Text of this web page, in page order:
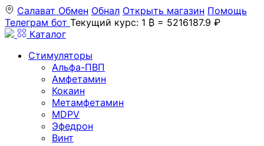
Салават Обмен Обнал Открыть магазин Помощь
Телеграм бот Текущий курс: 1 ₿ = 5216187.9 ₽
Каталог
Стимуляторы
Альфа-ПВП
Амфетамин
Кокаин
Метамфетамин
MDPV
Эфедрон
Винт